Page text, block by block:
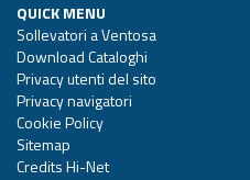
QUICK MENU
Sollevatori a Ventosa
Download Cataloghi
Privacy utenti del sito
Privacy navigatori
Cookie Policy
Sitemap
Credits Hi-Net